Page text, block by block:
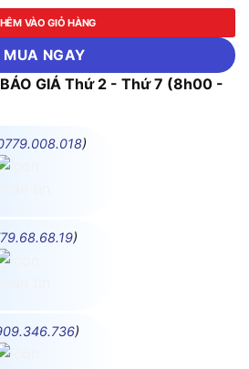
VÀO GIỎ HÀNG
MUA NGAY
GIÁ Thứ 2 - Thứ 7 (8h00 -
)
)
)